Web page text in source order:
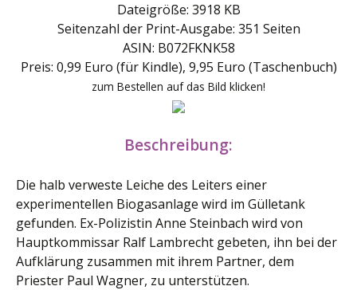
Dateigröße: 3918 KB
Seitenzahl der Print-Ausgabe: 351 Seiten
ASIN: B072FKNK58
Preis: 0,99 Euro (für Kindle), 9,95 Euro (Taschenbuch)
zum Bestellen auf das Bild klicken!
Beschreibung:
Die halb verweste Leiche des Leiters einer
experimentellen Biogasanlage wird im Gülletank
gefunden. Ex-Polizistin Anne Steinbach wird von
Hauptkommissar Ralf Lambrecht gebeten, ihn bei der
Aufklärung zusammen mit ihrem Partner, dem
Priester Paul Wagner, zu unterstützen.